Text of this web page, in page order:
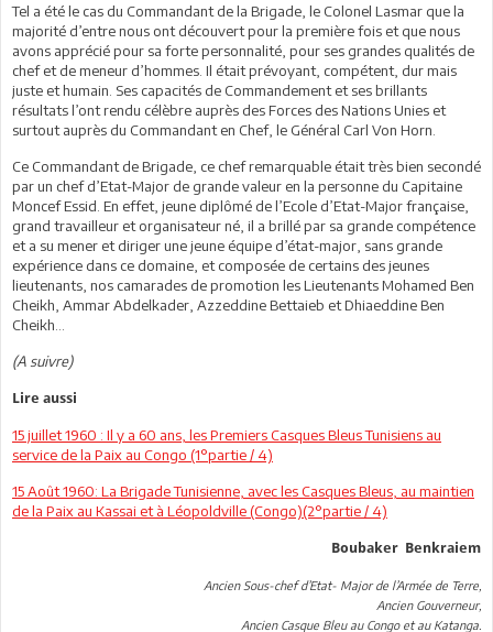
Tel a été le cas du Commandant de la Brigade, le Colonel Lasmar que la
majorité d’entre nous ont découvert pour la première fois et que nous
avons apprécié pour sa forte personnalité, pour ses grandes qualités de
chef et de meneur d’hommes. Il était prévoyant, compétent, dur mais
juste et humain. Ses capacités de Commandement et ses brillants
résultats l’ont rendu célèbre auprès des Forces des Nations Unies et
surtout auprès du Commandant en Chef, le Général Carl Von Horn.
Ce Commandant de Brigade, ce chef remarquable était très bien secondé
par un chef d’Etat-Major de grande valeur en la personne du Capitaine
Moncef Essid. En effet, jeune diplômé de l’Ecole d’Etat-Major française,
grand travailleur et organisateur né, il a brillé par sa grande compétence
et a su mener et diriger une jeune équipe d’état-major, sans grande
expérience dans ce domaine, et composée de certains des jeunes
lieutenants, nos camarades de promotion les Lieutenants Mohamed Ben
Cheikh, Ammar Abdelkader, Azzeddine Bettaieb et Dhiaeddine Ben
Cheikh…
(A suivre)
Lire aussi
15 juillet 1960 : Il y a 60 ans, les Premiers Casques Bleus Tunisiens au
service de la Paix au Congo (1°partie / 4)
15 Août 1960: La Brigade Tunisienne, avec les Casques Bleus, au maintien
de la Paix au Kassai et à Léopoldville(Congo)(2°partie / 4)
Boubaker Benkraiem
Ancien Sous-chef d’Etat- Major de l’Armée de Terre,
Ancien Gouverneur,
Ancien Casque Bleu au Congo et au Katanga.